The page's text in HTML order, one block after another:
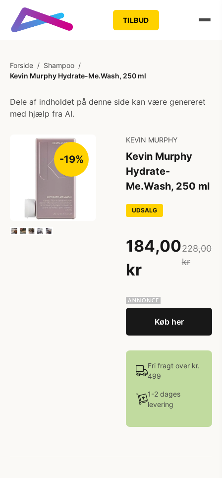
TILBUD
Forside / Shampoo /
Kevin Murphy Hydrate-Me.Wash, 250 ml
Dele af indholdet på denne side kan være genereret
med hjælp fra AI.
-19%
KEVIN MURPHY
Kevin Murphy
Hydrate-
Me.Wash, 250 ml
UDSALG
184,00
kr
228,00
kr
Køb her
Fri fragt over kr.
499
1-2 dages
levering